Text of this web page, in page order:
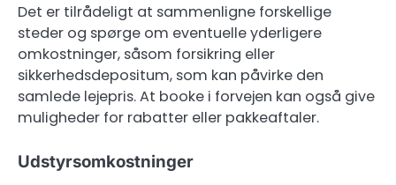
Det er tilrådeligt at sammenligne forskellige
steder og spørge om eventuelle yderligere
omkostninger, såsom forsikring eller
sikkerhedsdepositum, som kan påvirke den
samlede lejepris. At booke i forvejen kan også give
muligheder for rabatter eller pakkeaftaler.
Udstyrsomkostninger